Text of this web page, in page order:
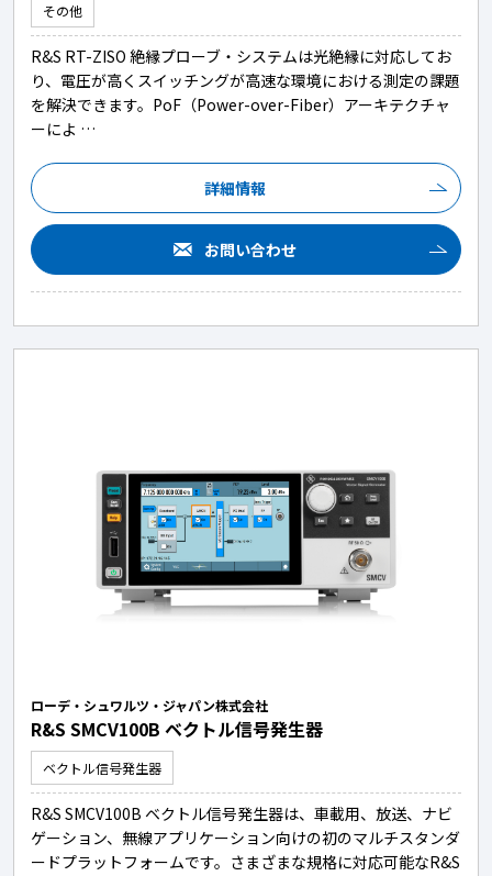
その他
R&S RT-ZISO 絶縁プローブ・システムは光絶縁に対応してお
り、電圧が高くスイッチングが高速な環境における測定の課題
を解決できます。PoF（Power-over-Fiber）アーキテクチャ
ーによ …
詳細情報
お問い合わせ
ローデ・シュワルツ・ジャパン株式会社
R&S SMCV100B ベクトル信号発生器
ベクトル信号発生器
R&S SMCV100B ベクトル信号発生器は、車載用、放送、ナビ
ゲーション、無線アプリケーション向けの初のマルチスタンダ
ードプラットフォームです。さまざまな規格に対応可能なR&S